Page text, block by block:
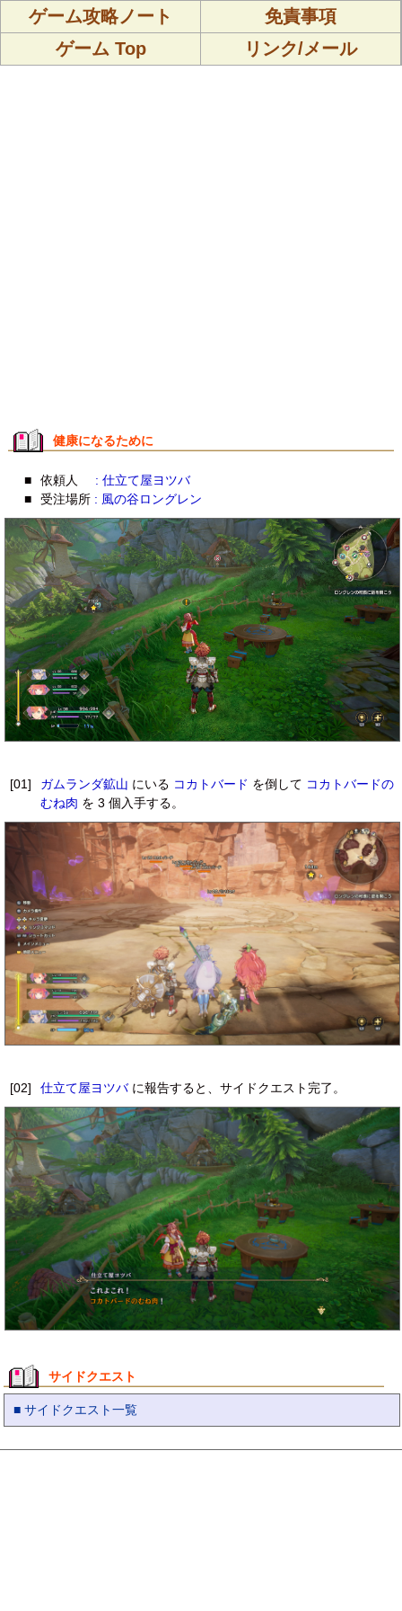
ゲーム攻略ノート
免責事項
ゲーム Top
リンク/メール
健康になるために
■ 依頼人
: 仕立て屋ヨツバ
■
受注場所 : 風の谷ロングレン
[01] ガムランダ鉱山 にいる コカトバード を倒して コカトバードの
むね肉 を 3 個入手する。
[02] 仕立て屋ヨツバに報告すると、サイドクエスト完了。
サイドクエスト
■ サイドクエスト一覧